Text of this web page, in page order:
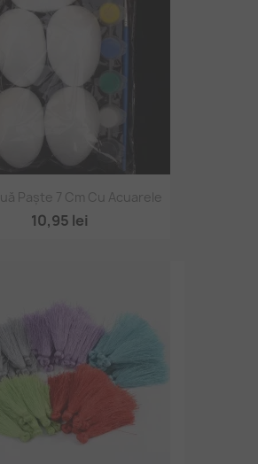
Paște 7 Cm Cu Acuarele
10,95 lei